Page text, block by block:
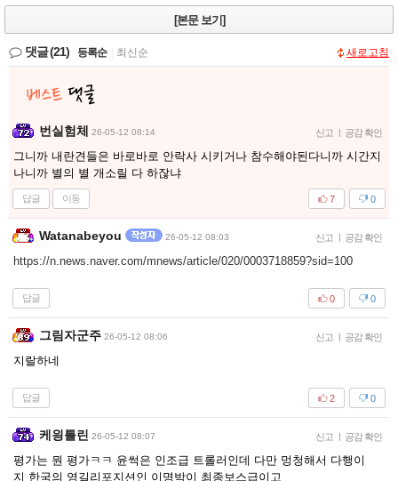
[본문 보기]
댓글(21) 등록순 최신순 새로고침
번실험체 26-05-12 08:14 신고 | 공감 확인
그니까 내란견들은 바로바로 안락사 시키거나 참수해야된다니까 시간지
나니까 별의 별 개소릴 다 하잖냐
답글 이동 0
7
Watanabeyou 26-05-12 08:03 신고 | 공감 확인
https://n.news.naver.com/mnews/article/020/0003718859?sid=100
답글 0
0
그림자군주 26-05-12 08:06 신고 | 공감 확인
지랄하네
답글 0
2
케읭틀린 26-05-12 08:07 신고 | 공감 확인
평가는 뭔 평가ㅋㅋ 윤썩은 인조급 트롤러인데 다만 멍청해서 다행이
지 한국의 영길리포지션인 이명박이 최종보스급이고